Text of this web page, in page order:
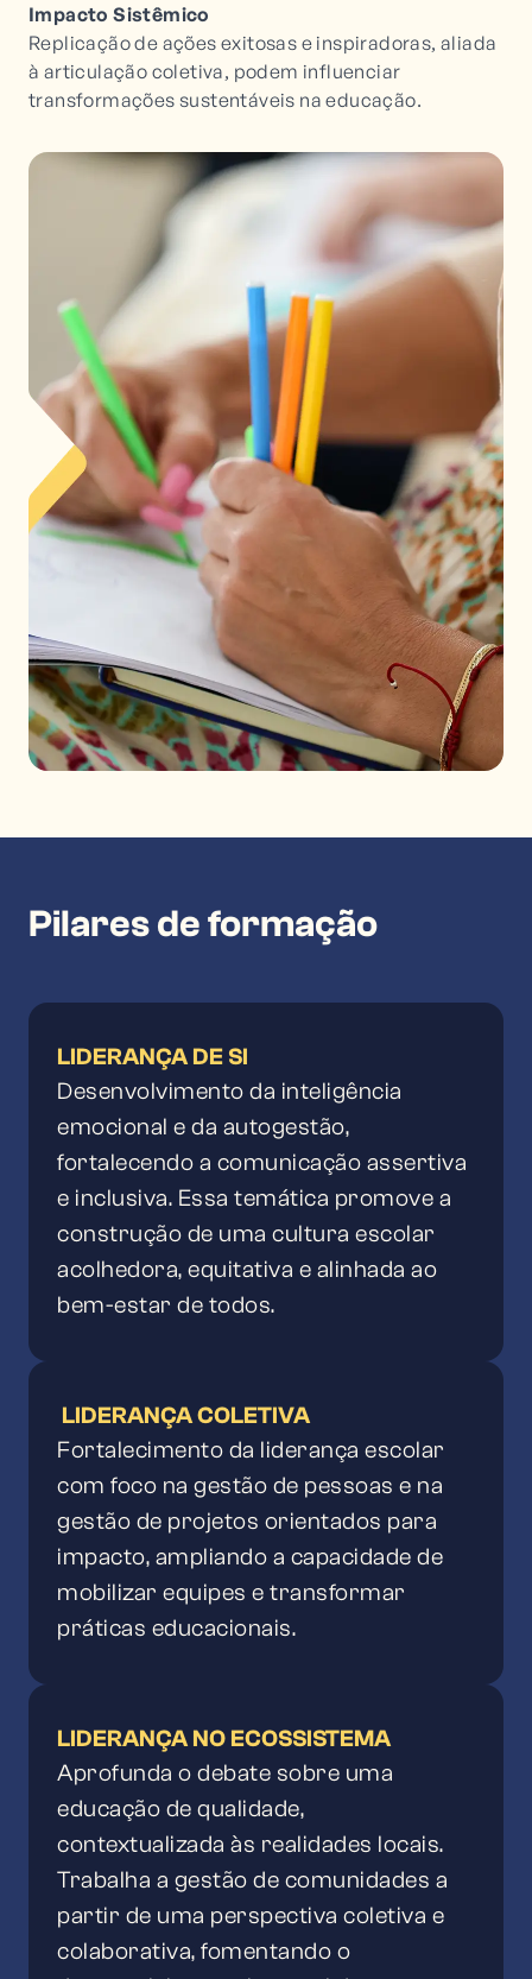
Impacto Sistêmico
Replicação de ações exitosas e inspiradoras, aliada
à articulação coletiva, podem influenciar
transformações sustentáveis na educação.
Pilares de formação
LIDERANÇA DE SI
Desenvolvimento da inteligência
emocional e da autogestão,
fortalecendo a comunicação assertiva
e inclusiva. Essa temática promove a
construção de uma cultura escolar
acolhedora, equitativa e alinhada ao
bem-estar de todos.
LIDERANÇA COLETIVA
Fortalecimento da liderança escolar
com foco na gestão de pessoas e na
gestão de projetos orientados para
impacto, ampliando a capacidade de
mobilizar equipes e transformar
práticas educacionais.
LIDERANÇA NO ECOSSISTEMA
Aprofunda o debate sobre uma
educação de qualidade,
contextualizada às realidades locais.
Trabalha a gestão de comunidades a
partir de uma perspectiva coletiva e
colaborativa, fomentando o